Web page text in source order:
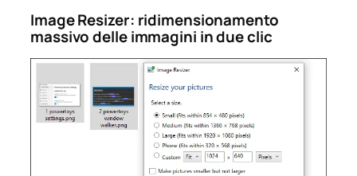
Image Resizer: ridimensionamento
massivo delle immagini in due clic